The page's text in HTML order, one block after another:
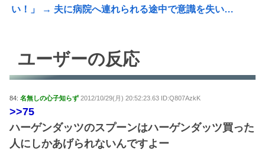
い！」 → 夫に病院へ連れられる途中で意識を失い…
ユーザーの反応
84: 名無しの心子知らず 2012/10/29(月) 20:52:23.63 ID:Q807AzkK
>>75
ハーゲンダッツのスプーンはハーゲンダッツ買った
人にしかあげられないんですよー